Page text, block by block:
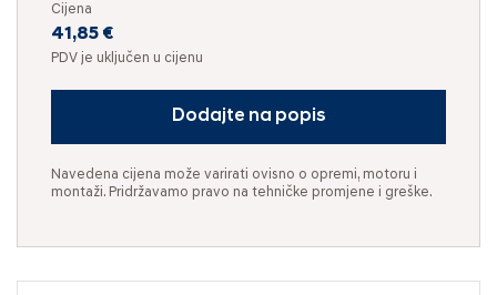
Cijena
41,85 €
PDV je uključen u cijenu
Dodajte na popis
Navedena cijena može varirati ovisno o opremi, motoru i
montaži. Pridržavamo pravo na tehničke promjene i greške.